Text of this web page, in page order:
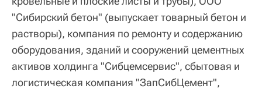
"Сибирский бетон" (выпускает товарный бетон и
растворы), компания по ремонту и содержанию
оборудования, зданий и сооружений цементных
активов холдинга "Сибцемсервис", сбытовая и
логистическая компания "ЗапСибЦемент",